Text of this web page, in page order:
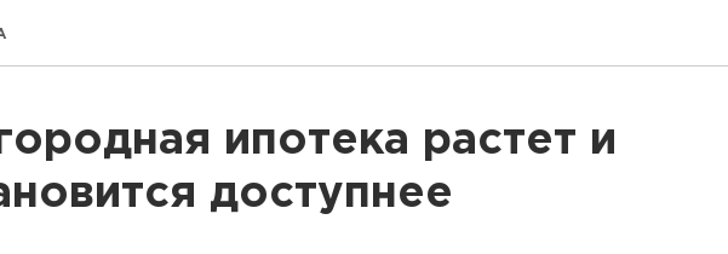
ипотека растет и
доступнее